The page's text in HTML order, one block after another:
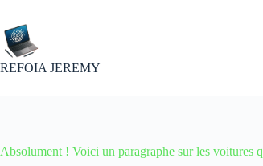
contenu
REFOIA JEREMY
Absolument ! Voici un paragraphe sur les voitures